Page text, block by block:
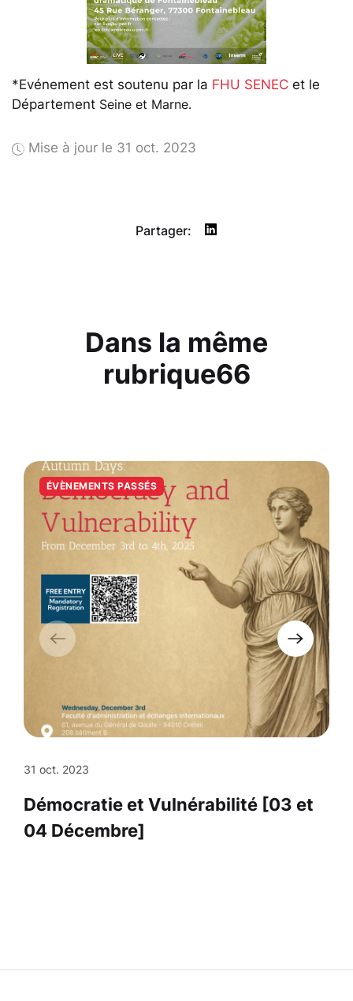
*Evénement est soutenu par la FHU SENEC et le
Département Seine et Marne.
Mise à jour le 31 oct. 2023
Partager:
Dans la même
rubrique66
ÉVÈNEMENTS PASSÉS
31 oct. 2023
Démocratie et Vulnérabilité [03 et
04 Décembre]